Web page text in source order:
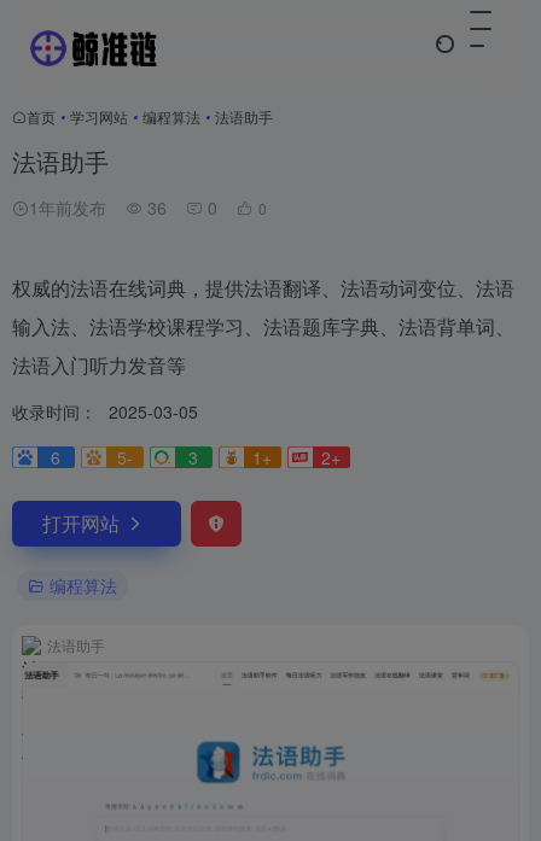
首页 • 学习网站 • 编程算法 • 法语助手
法语助手
1年前发布 36 0 0
权威的法语在线词典，提供法语翻译、法语动词变位、法语
输入法、法语学校课程学习、法语题库字典、法语背单词、
法语入门听力发音等
收录时间：
2025-03-05
6
5- 3 1+ 2+
打开网站
编程算法
法语助手